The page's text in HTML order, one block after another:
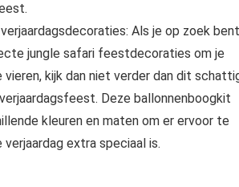
Als je op zoek bent
jungle safari feestdecoraties om je
vieren, kijk dan niet verder dan dit
Deze ballonnenboogkit
kleuren en maten om er ervoor te
verjaardag extra speciaal is.